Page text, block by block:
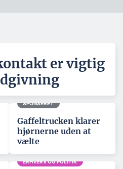
er vigtig
SPONSERET
Gaffeltrucken klarer
hjørnerne uden at
vælte
ERHVERV OG POLITIK